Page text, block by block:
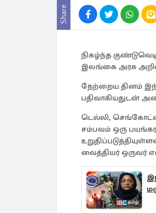
Share
நிகழ்ந்த
இலங்கை அரசு
நேற்றைய தினம்
பதிவாகியதுடன்
டெல்லி,
சம்பவம் ஒரு
வைத்தியர் ஒருவர்